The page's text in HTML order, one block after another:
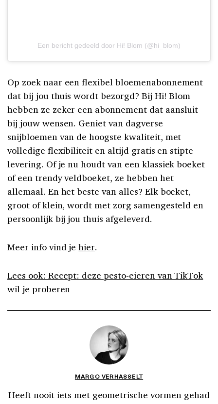
Een bericht gedeeld door Hi! Blom (@hi_blom)
Op zoek naar een flexibel bloemenabonnement
dat bij jou thuis wordt bezorgd? Bij Hi! Blom
hebben ze zeker een abonnement dat aansluit
bij jouw wensen. Geniet van dagverse
snijbloemen van de hoogste kwaliteit, met
volledige flexibiliteit en altijd gratis en stipte
levering. Of je nu houdt van een klassiek boeket
of een trendy veldboeket, ze hebben het
allemaal. En het beste van alles? Elk boeket,
groot of klein, wordt met zorg samengesteld en
persoonlijk bij jou thuis afgeleverd.
Meer info vind jehier.
Lees ook: Recept: deze pesto-eieren van TikTok
wil je proberen
MARGO VERHASSELT
Heeft nooit iets met geometrische vormen gehad